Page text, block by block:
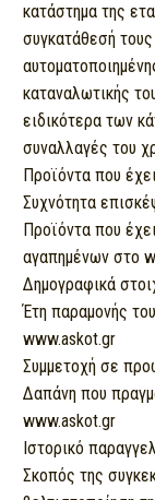
κατάστημα της
συγκατάθεσή
καταναλωτικής
ειδικότερα των
συναλλαγές του
Προϊόντα που
Συχνότητα
Προϊόντα που
αγαπημένων στο
Δημογραφικά
Έτη παραμονής
www.askot.gr
Συμμετοχή σε
Δαπάνη που
www.askot.gr
Ιστορικό
Σκοπός της